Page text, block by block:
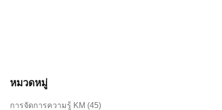
หมวดหมู่
การจัดการความรู้ KM (45)